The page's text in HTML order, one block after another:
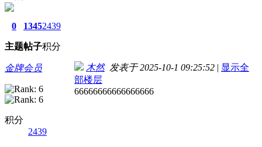
0
主题
1345
帖子
2439
积分
金牌会员
积分
2439
木然发表于 2025-10-1 09:25:52 | 显示全
部楼层
66666666666666666